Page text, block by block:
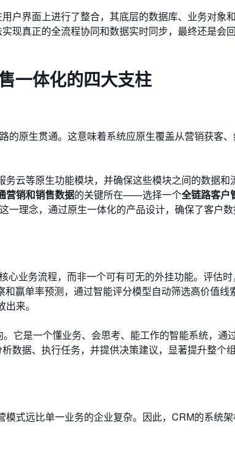
户界面上进行了整合，其底层的数据库、业务对象
现真正的全流程协同和数据实时同步，最终还是会
一体化的四大支柱
的原生贯通。这意味着系统应原生覆盖从营销获客
云等原生功能模块，并确保这些模块之间的数据和
营销和销售数据的关键所在——选择一个全链路客户
一理念，通过原生一体化的产品设计，确保了客户
业务流程，而非一个可有可无的外挂功能。评估
赢单率预测，通过智能评分模型自动筛选高价值线
来。
它是一个懂业务、会思考、能工作的智能系统，通
数据、执行任务，并提供决策建议，显著提升整个
式远比单一业务的企业复杂。因此，CRM的系统